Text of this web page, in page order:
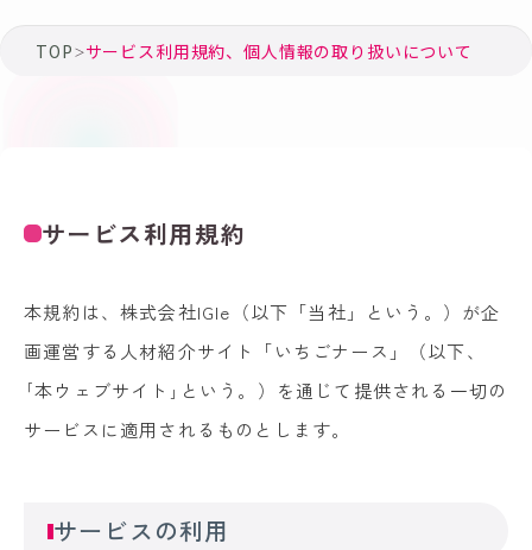
TOP サービス利用規約、個人情報の取り扱いについて
サービス利用規約
本規約は、株式会社IGIe（以下「当社」という。）が企
画運営する人材紹介サイト「いちごナース」（以下、
｢本ウェブサイト｣という。）を通じて提供される一切の
サービスに適用されるものとします。
サービスの利用